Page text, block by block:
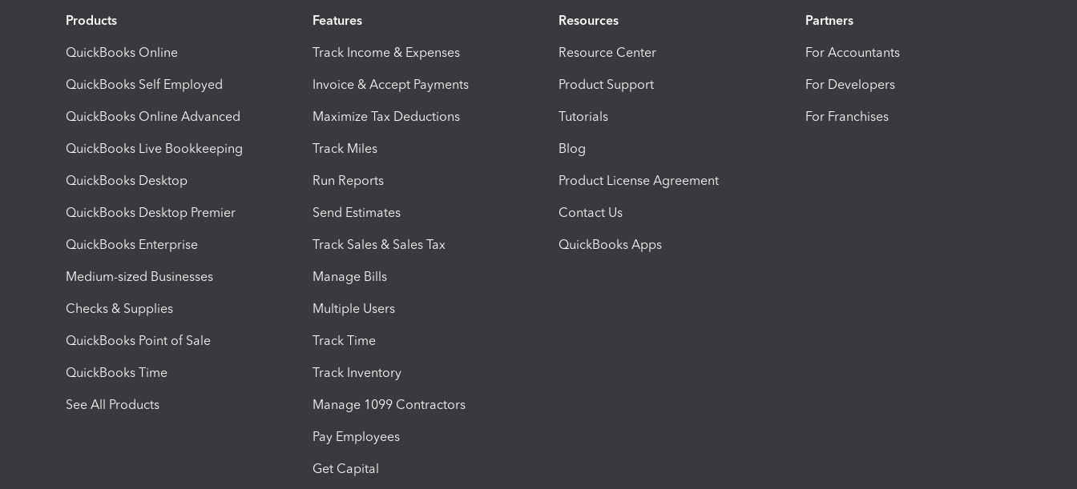
Products
QuickBooks Online
QuickBooks Self Employed
QuickBooks Online Advanced
QuickBooks Live Bookkeeping
QuickBooks Desktop
QuickBooks Desktop Premier
QuickBooks Enterprise
Medium-sized Businesses
Checks & Supplies
QuickBooks Point of Sale
QuickBooks Time
See All Products
Features
Track Income & Expenses
Invoice & Accept Payments
Maximize Tax Deductions
Track Miles
Run Reports
Send Estimates
Track Sales & Sales Tax
Manage Bills
Multiple Users
Track Time
Track Inventory
Manage 1099 Contractors
Pay Employees
Get Capital
Resources
Resource Center
Product Support
Tutorials
Blog
Product License Agreement
Contact Us
QuickBooks Apps
Partners
For Accountants
For Developers
For Franchises